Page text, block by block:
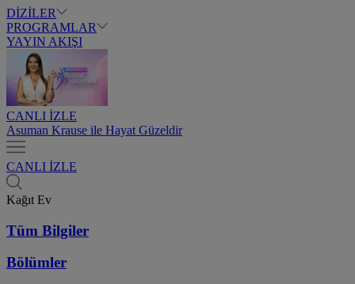
DİZİLER
PROGRAMLAR
YAYIN AKIŞI
CANLI İZLE
Asuman Krause ile Hayat Güzeldir
CANLI İZLE
Kağıt Ev
Tüm Bilgiler
Bölümler